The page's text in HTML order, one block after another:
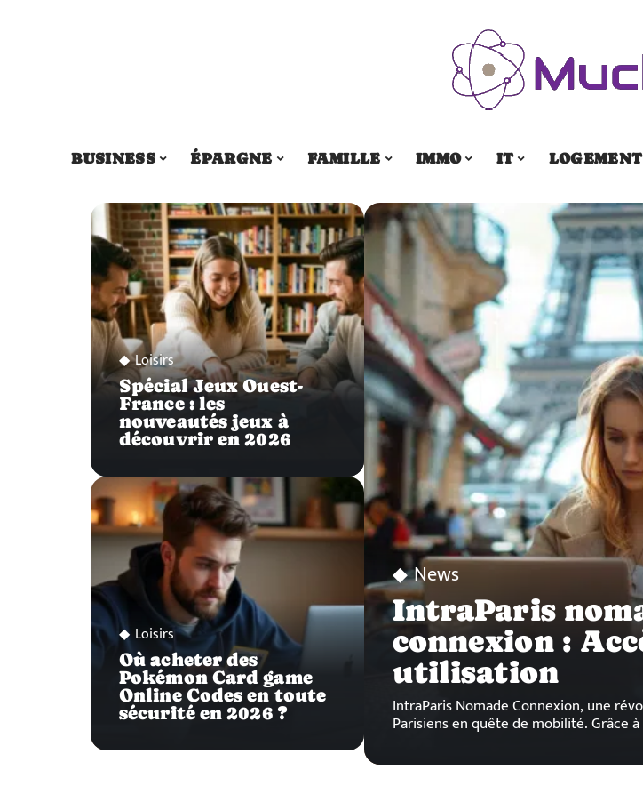
BUSINESS ÉPARGNE FAMILLE IMMO IT LOGEMENT
Loisirs
Spécial Jeux Ouest-
France : les
nouveautés jeux à
découvrir en 2026
Loisirs
Où acheter des
Pokémon Card game
Online Codes en toute
sécurité en 2026 ?
News
IntraParis
connexion :
utilisation
IntraParis Nomade Connexion, une
Parisiens en quête de mobilité. Grâce